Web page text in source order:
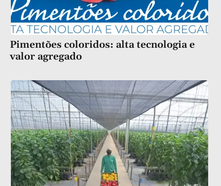
Pimentões coloridos: alta tecnologia e
valor agregado